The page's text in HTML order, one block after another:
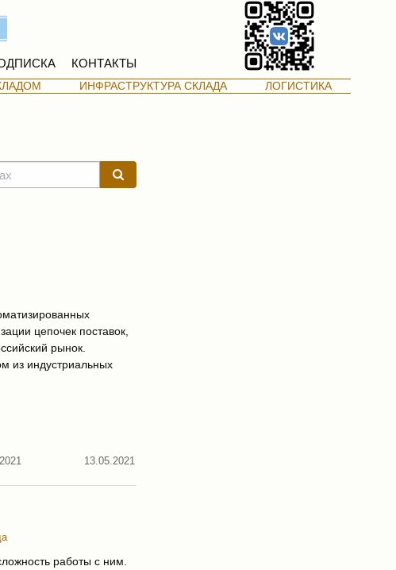
КОНТАКТЫ
ИНФРАСТРУКТУРА СКЛАДА ЛОГИСТИКА
цепочек поставок,
рынок.
из индустриальных
13.05.2021
работы с ним.